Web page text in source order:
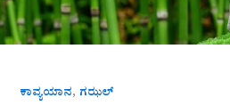
ಕಾವ್ಯಯಾನ, ಗಝಲ್